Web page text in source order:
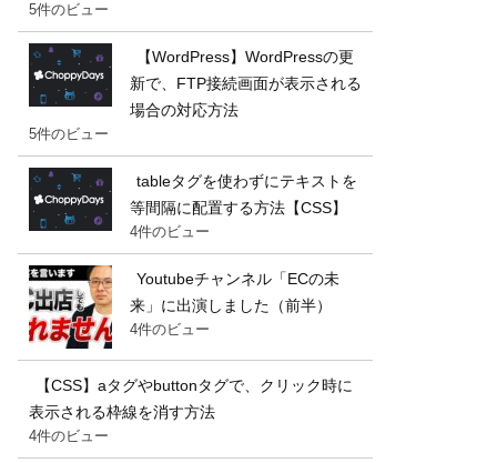
5件のビュー
【WordPress】WordPressの更
新で、FTP接続画面が表示される
場合の対応方法
5件のビュー
tableタグを使わずにテキストを
等間隔に配置する方法【CSS】
4件のビュー
Youtubeチャンネル「ECの未
来」に出演しました（前半）
4件のビュー
【CSS】aタグやbuttonタグで、クリック時に
表示される枠線を消す方法
4件のビュー